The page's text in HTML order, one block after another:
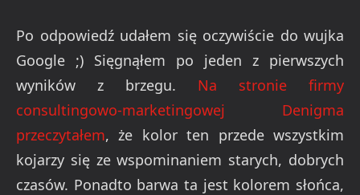
Po odpowiedź udałem się oczywiście do wujka
Google ;) Sięgnąłem po jeden z pierwszych
wyników z brzegu. Na stronie firmy
consultingowo-marketingowej Denigma
przeczytałem, że kolor ten przede wszystkim
kojarzy się ze wspominaniem starych, dobrych
czasów. Ponadto barwa ta jest kolorem słońca,